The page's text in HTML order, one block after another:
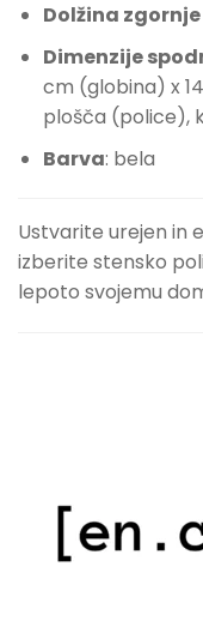
Dolžina
Dimenzije
cm (globina) x
plošča (police),
Barva: bela
Ustvarite urejen in
izberite stensko
lepoto svojemu